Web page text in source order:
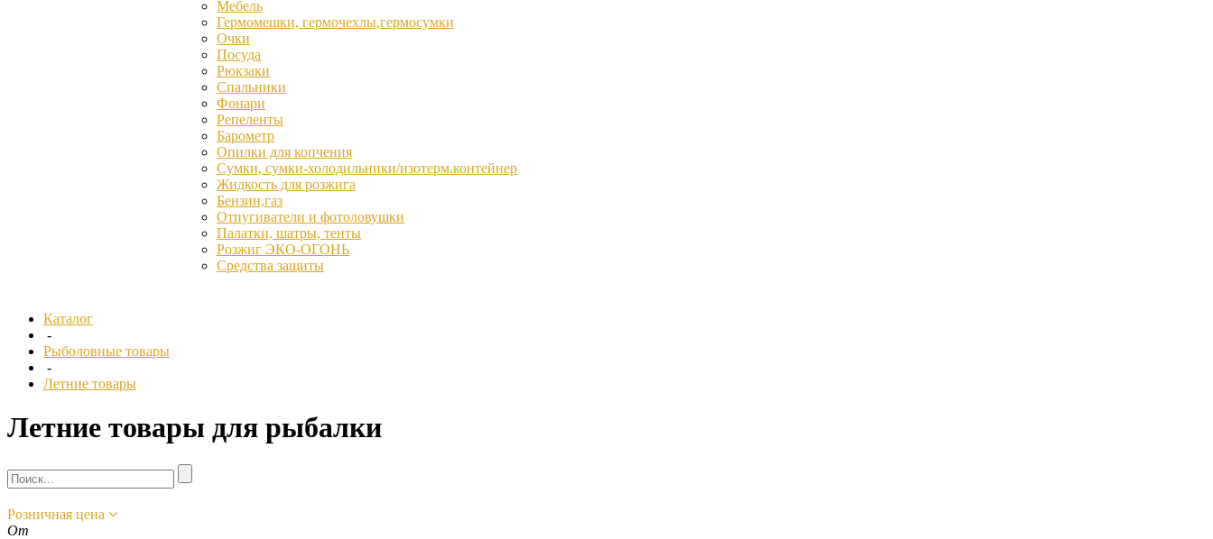
Мебель
Гермомешки, гермочехлы,гермосумки
Очки
Посуда
Рюкзаки
Спальники
Фонари
Репеленты
Барометр
Опилки для копчения
Сумки, сумки-холодильники/изотерм.контейнер
Жидкость для розжига
Бензин,газ
Отпугиватели и фотоловушки
Палатки, шатры, тенты
Розжиг ЭКО-ОГОНЬ
Средства защиты
Каталог
-
Рыболовные товары
-
Летние товары
Летние товары для рыбалки
Розничная цена
От